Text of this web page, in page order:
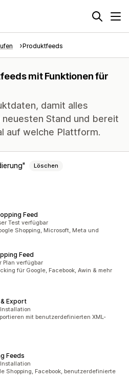
Produktfeeds
mit Funktionen für
damit alles
Stand und bereit
auf welche Plattform.
Löschen
Feed
Test verfügbar
Shopping, Microsoft, Meta und
Feed
Plan verfügbar
für Google, Facebook, Awin & mehr
Export
mit benutzerdefinierten XML-
Feeds
Shopping, Facebook, benutzerdefinierte